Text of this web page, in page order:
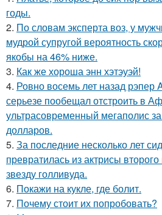
годы.
2. По словам эксперта воз, у
мудрой супругой вероятность
якобы на 46% ниже.
3. Как же хороша энн хэтэуэй!
4. Ровно восемь лет назад рэпер
серьезе пообещал отстроить в
ультрасовременный мегаполис
долларов.
5. За последние несколько лет
превратилась из актрисы
звезду голливуда.
6. Покажи на кукле, где болит.
7. Почему стоит их попробовать?